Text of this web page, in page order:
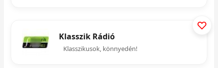
Klasszik Rádió
Klasszikusok, könnyedén!